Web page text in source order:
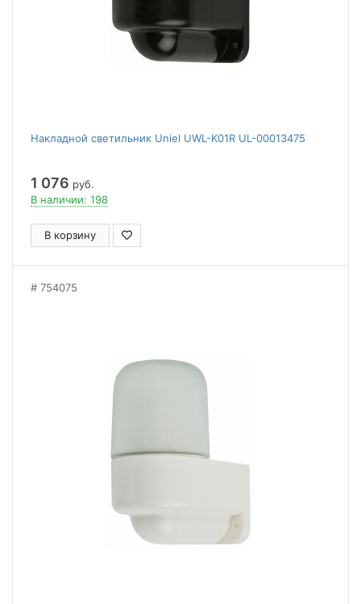
Накладной светильник Uniel UWL-K01R UL-00013475
1 076 руб.
В наличии: 198
В корзину
754075